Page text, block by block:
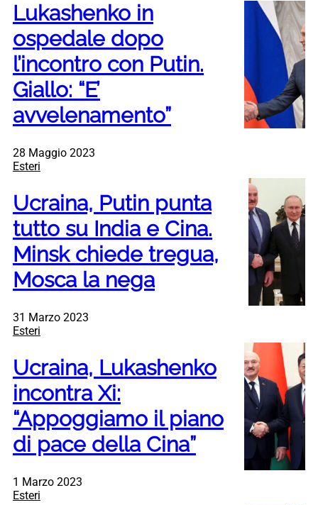
Lukashenko in
ospedale dopo
l’incontro con Putin.
Giallo: “E’
avvelenamento”
28 Maggio 2023
Esteri
Ucraina, Putin punta
tutto su India e Cina.
Minsk chiede tregua,
Mosca la nega
31 Marzo 2023
Esteri
Ucraina, Lukashenko
incontra Xi:
“Appoggiamo il piano
di pace della Cina”
1 Marzo 2023
Esteri